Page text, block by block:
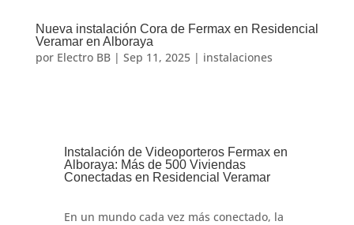
Nueva instalación Cora de Fermax en Residencial
Veramar en Alboraya
por Electro BB| Sep 11, 2025| instalaciones
Instalación de Videoporteros Fermax en
Alboraya: Más de 500 Viviendas
Conectadas en Residencial Veramar
En un mundo cada vez más conectado, la